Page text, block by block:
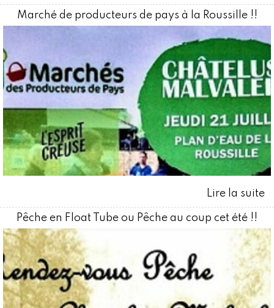
Marché de producteurs de pays à la Roussille !!
Pêche en Float Tube ou Pêche au coup cet été !!